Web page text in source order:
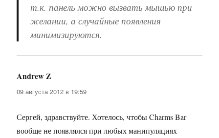
т.к. панель можно вызвать мышью при
желании, а случайные появления
минимизируются.
Andrew Z
09 августа 2012 в 19:59
Сергей, здравствуйте. Хотелось, чтобы Charms Bar
вообще не появлялся при любых манипуляциях